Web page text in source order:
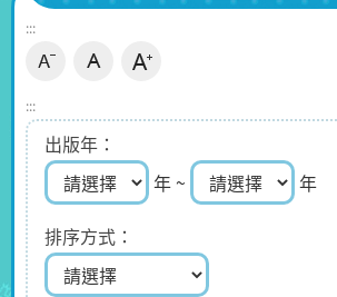
:::
:::
出版年
年 ~
年
排序方式